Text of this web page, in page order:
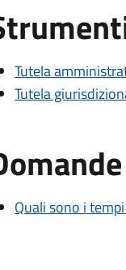
Tutela
Tutela
Quali sono i